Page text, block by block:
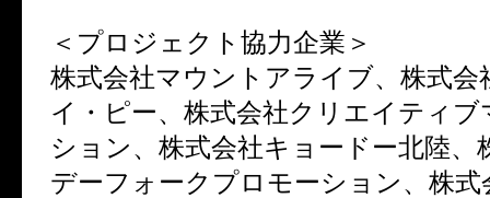
＜プロジェクト協力企業＞
株式会社マウントアライブ、株式会
イ・ピー、株式会社クリエイティ
ション、株式会社キョードー北陸、
デーフォークプロモーション、株式